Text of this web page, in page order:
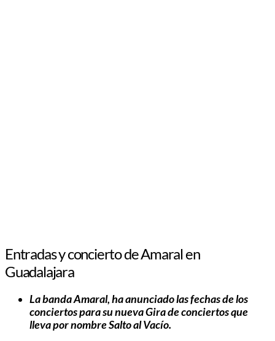
Entradas y concierto de Amaral en
Guadalajara
La banda Amaral, ha anunciado las fechas de los
conciertos para su nueva Gira de conciertos que
lleva por nombre Salto al Vacío.